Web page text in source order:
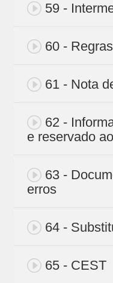
59 -
60 -
61 - Nota
62 -
e reservado
63 -
erros
64 -
65 - CEST